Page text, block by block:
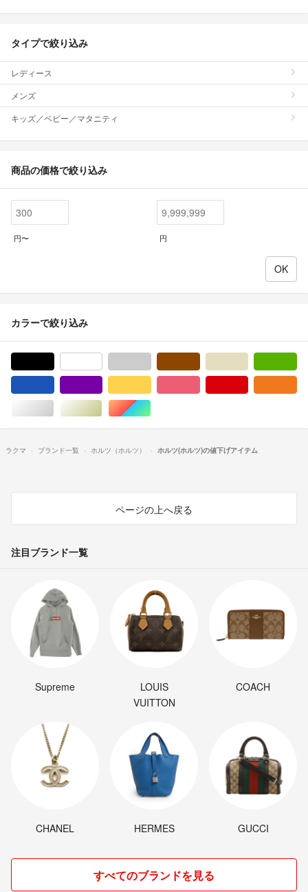
タイプで絞り込み
レディース
メンズ
キッズ／ベビー／マタニティ
商品の価格で絞り込み
円〜 円
カラーで絞り込み
シルバー/銀色系ゴールド/金色系マルチカラー
ラクマ ブランド一覧 ホルツ（ホルツ） ホルツ(ホルツ)の値下げアイテム
ページの上へ戻る
注目ブランド一覧
Supreme
LOUIS
VUITTON
COACH
CHANEL HERMES GUCCI
すべてのブランドを見る